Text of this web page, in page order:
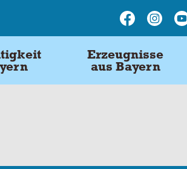
Erzeugnisse
aus Bayern